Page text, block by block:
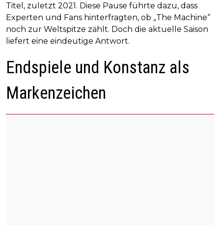
Titel, zuletzt 2021. Diese Pause führte dazu, dass
Experten und Fans hinterfragten, ob „The Machine“
noch zur Weltspitze zählt. Doch die aktuelle Saison
liefert eine eindeutige Antwort.
Endspiele und Konstanz als
Markenzeichen